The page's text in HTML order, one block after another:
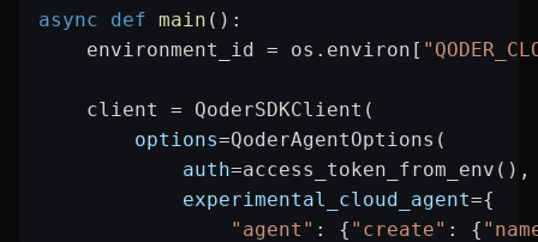
async def main ():
    environment_id
= os.environ[
    client
= QoderSDKClient(
        options
=QoderAgentOptions(
            auth
=access_token_from_env(),
            experimental_cloud_agent
={
                "agent"
: { "create" : {